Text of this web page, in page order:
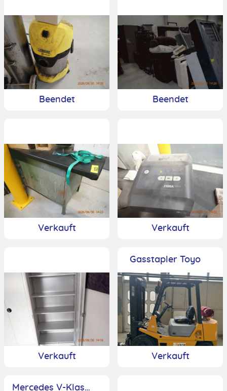
Beendet Beendet
Verkauft Verkauft
Verkauft
Gasstapler Toyo
Verkauft
Mercedes V-Klasse